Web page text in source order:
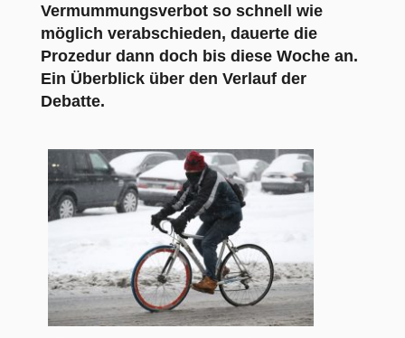
Vermummungsverbot so schnell wie
möglich verabschieden, dauerte die
Prozedur dann doch bis diese Woche an.
Ein Überblick über den Verlauf der
Debatte.